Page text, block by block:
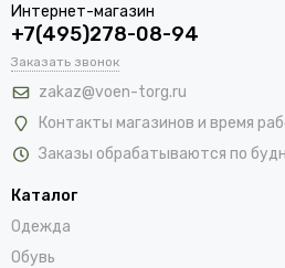
Интернет-магазин
+7(495)278-08-94
Заказать звонок
zakaz@voen-torg.ru
Контакты магазинов и время
Заказы обрабатываются по
Каталог
Одежда
Обувь